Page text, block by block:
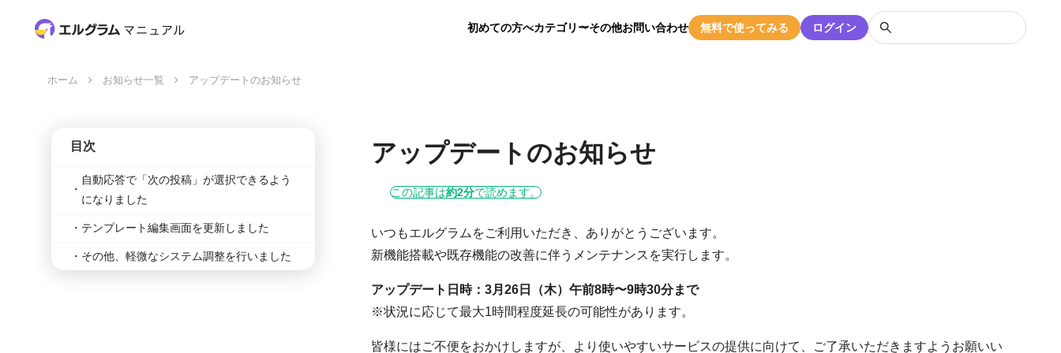
初めての方へカテゴリーその他お問い合わせ 無料で使ってみる ログイン
ホーム お知らせ一覧 アップデートのお知らせ
アップデートのお知らせ
この記事は約2分で読めます。
いつもエルグラムをご利用いただき、ありがとうございます。
新機能搭載や既存機能の改善に伴うメンテナンスを実行します。
アップデート日時：3月26日（木）午前8時〜9時30分まで
※状況に応じて最大1時間程度延長の可能性があります。
皆様にはご不便をおかけしますが、より使いやすいサービスの提供に向けて、ご了承いただきますようお願いい
目次
自動応答で「次の投稿」が選択できるよう
になりました
テンプレート編集画面を更新しました
その他、軽微なシステム調整を行いました